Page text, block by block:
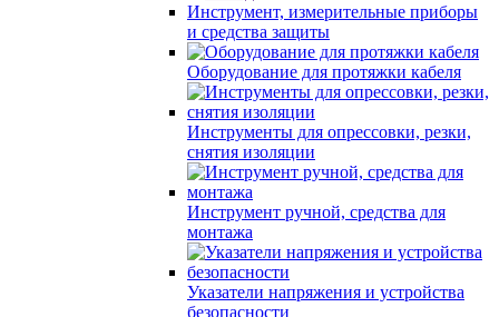
Инструмент, измерительные приборы
и средства защиты
Оборудование для протяжки кабеля
Инструменты для опрессовки, резки,
снятия изоляции
Инструмент ручной, средства для
монтажа
Указатели напряжения и устройства
безопасности